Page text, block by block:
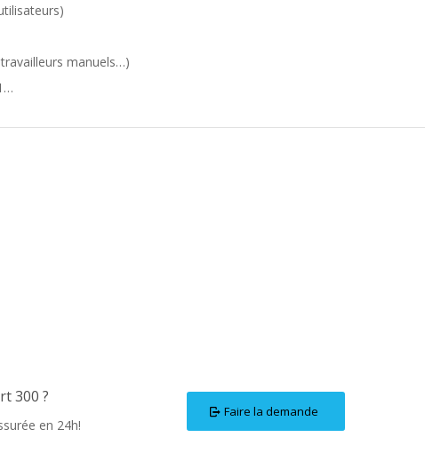
manuels…)
300 ?
en 24h!
Faire la demande